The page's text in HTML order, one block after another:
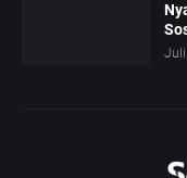
Juli